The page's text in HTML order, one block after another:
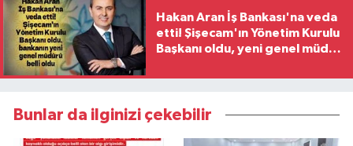
Hakan Aran İş Bankası'na veda
etti! Şişecam'ın Yönetim Kurulu
Başkanı oldu, yeni genel müdür
Bunlar da ilginizi çekebilir